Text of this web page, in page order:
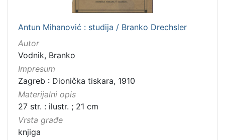
Antun Mihanović : studija / Branko Drechsler
Autor
Vodnik, Branko
Impresum
Zagreb : Dionička tiskara, 1910
Materijalni opis
27 str. : ilustr. ; 21 cm
Vrsta građe
knjiga